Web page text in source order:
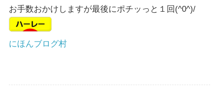
お手数おかけしますが最後にポチッっと１回(^0^)/
にほんブログ村